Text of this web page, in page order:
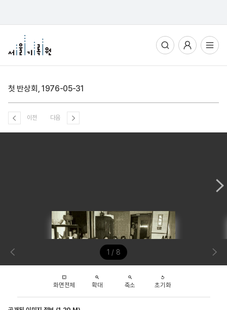
전체메뉴열기
첫 반상회, 1976-05-31
이전 다음
1 / 8
화면전체 확대 축소 초기화